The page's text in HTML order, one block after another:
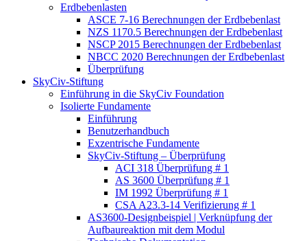
Erdbebenlasten
ASCE 7-16 Berechnungen der Erdbebenlast
NZS 1170.5 Berechnungen der Erdbebenlast
NSCP 2015 Berechnungen der Erdbebenlast
NBCC 2020 Berechnungen der Erdbebenlast
Überprüfung
SkyCiv-Stiftung
Einführung in die SkyCiv Foundation
Isolierte Fundamente
Einführung
Benutzerhandbuch
Exzentrische Fundamente
SkyCiv-Stiftung – Überprüfung
ACI 318 Überprüfung # 1
AS 3600 Überprüfung # 1
IM 1992 Überprüfung # 1
CSA A23.3-14 Verifizierung # 1
AS3600-Designbeispiel | Verknüpfung der
Aufbaureaktion mit dem Modul